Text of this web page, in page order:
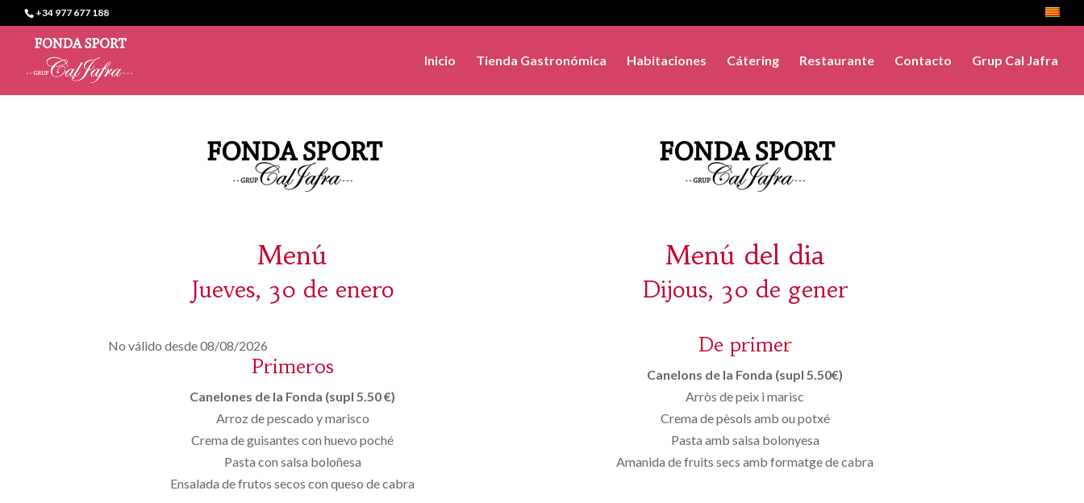
+34 977 677 188
Inicio Tienda Gastronómica Habitaciones Cátering Restaurante Contacto Grup Cal Jafra
Menú
Jueves, 30 de enero
No válido desde 08/08/2026
Primeros
Canelones de la Fonda (supl 5.50 €)
Arroz de pescado y marisco
Crema de guisantes con huevo poché
Pasta con salsa boloñesa
Ensalada de frutos secos con queso de cabra
Menú del dia
Dijous, 30 de gener
De primer
Canelons de la Fonda (supl 5.50€)
Arròs de peix i marisc
Crema de pèsols amb ou potxé
Pasta amb salsa bolonyesa
Amanida de fruits secs amb formatge de cabra